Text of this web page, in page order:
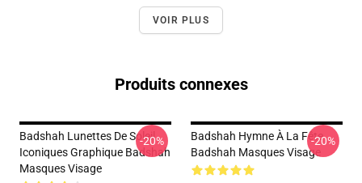
VOIR PLUS
Produits connexes
Badshah Lunettes De Soleil
Iconiques Graphique Badshah
Masques Visage
-20%
Badshah Hymne À La Fête
Badshah Masques Visage
-20%